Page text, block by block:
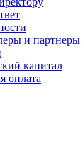
и партнеры
капитал
оплата